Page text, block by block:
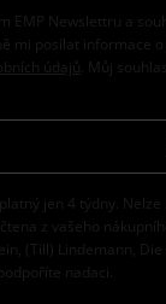
EMP Newslettru a
mi posílat informace
údajů . Můj
jen 4 týdny.
z vašeho
(Till) Lindemann,
nadaci.